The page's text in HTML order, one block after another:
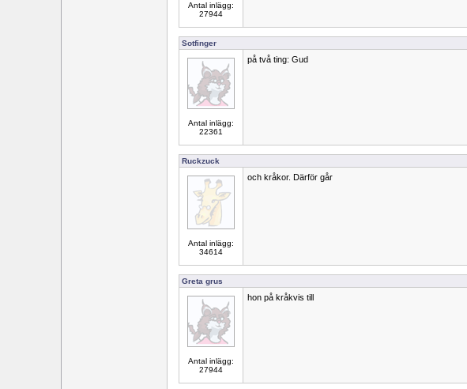
Antal inlägg:
27944
Sotfinger
Antal inlägg:
22361
på två ting: Gud
Ruckzuck
Antal inlägg:
34614
och kråkor. Därför går
Greta grus
Antal inlägg:
27944
hon på kråkvis till